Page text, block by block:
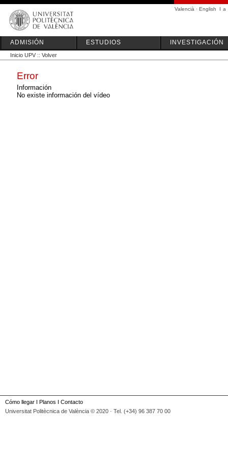
Valencià · English I a
ADMISIÓN ESTUDIOS INVESTIGACIÓN
Inicio UPV :: Volver
Error
Información
No existe información del vídeo
Cómo llegar I Planos I Contacto
Universitat Politècnica de València © 2020 · Tel. (+34) 96 387 70 00